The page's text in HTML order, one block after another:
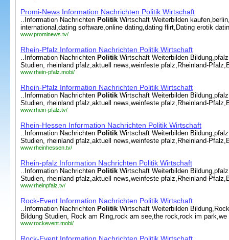
Promi-News Information Nachrichten Politik Wirtschaft
..Information Nachrichten Politik Wirtschaft Weiterbilden
international,dating software,online dating,dating flirt,Dating erotik
www.prominews.tv/
Rhein-Pfalz Information Nachrichten Politik Wirtschaft
..Information Nachrichten Politik Wirtschaft Weiterbilden
Studien, rheinland pfalz,aktuell news,weinfeste pfalz,Rheinland-
www.rhein-pfalz.mobi/
Rhein-Pfalz Information Nachrichten Politik Wirtschaft
..Information Nachrichten Politik Wirtschaft Weiterbilden
Studien, rheinland pfalz,aktuell news,weinfeste pfalz,Rheinland-
www.rhein-pfalz.tv/
Rhein-Hessen Information Nachrichten Politik Wirtschaft
..Information Nachrichten Politik Wirtschaft Weiterbilden
Studien, rheinland pfalz,aktuell news,weinfeste pfalz,Rheinland-
www.rheinhessen.tv/
Rhein-pfalz Information Nachrichten Politik Wirtschaft
..Information Nachrichten Politik Wirtschaft Weiterbilden
Studien, rheinland pfalz,aktuell news,weinfeste pfalz,Rheinland-
www.rheinpfalz.tv/
Rock-Event Information Nachrichten Politik Wirtschaft
..Information Nachrichten Politik Wirtschaft Weiterbilden
Bildung Studien, Rock am Ring,rock am see,the rock,rock im
www.rockevent.mobi/